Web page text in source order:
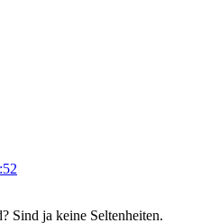
Sind ja keine Seltenheiten.